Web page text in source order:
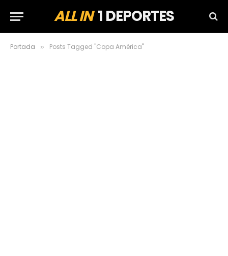
ALL IN1 DEPORTES
Portada » Posts Tagged "Copa América"